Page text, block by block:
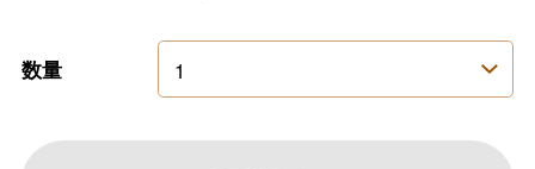
数量